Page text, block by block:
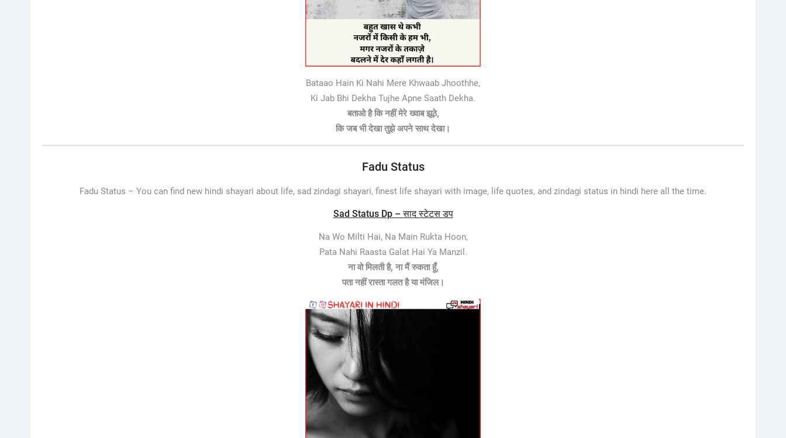
Bataao Hain Ki Nahi Mere Khwaab Jhoothhe,
Ki Jab Bhi Dekha Tujhe Apne Saath Dekha.
बताओ है कि नहीं मेरे ख्वाब झूठे,
कि जब भी देखा तुझे अपने साथ देखा।
Fadu Status
Fadu Status – You can find new hindi shayari about life, sad zindagi shayari, finest life shayari with image, life quotes, and zindagi status in hindi here all the time.
Sad Status Dp – साद स्टेटस डप
Na Wo Milti Hai, Na Main Rukta Hoon,
Pata Nahi Raasta Galat Hai Ya Manzil.
ना वो मिलती है, ना मैं रुकता हूँ,
पता नहीं रास्ता गलत है या मंजिल।